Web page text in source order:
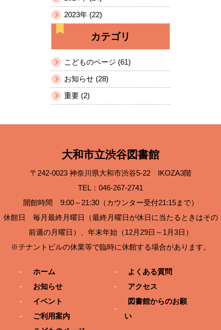
2023年 (22)
カテゴリ
こどものページ (61)
お知らせ (28)
重要 (2)
大和市立渋谷図書館
〒242-0023 神奈川県大和市渋谷5-22 IKOZA3階
TEL：046-267-2741
開館時間 9:00～21:30（カウンター受付21:15まで）
休館日 毎月最終月曜日（最終月曜日が休日に当たるときはその
前週の月曜日）、年末年始（12月29日～1月3日）
※テナントビルの休業等で臨時に休館する場合があります。
ホーム
お知らせ
イベント
ご利用案内
よくある質問
アクセス
図書館からのお願
い